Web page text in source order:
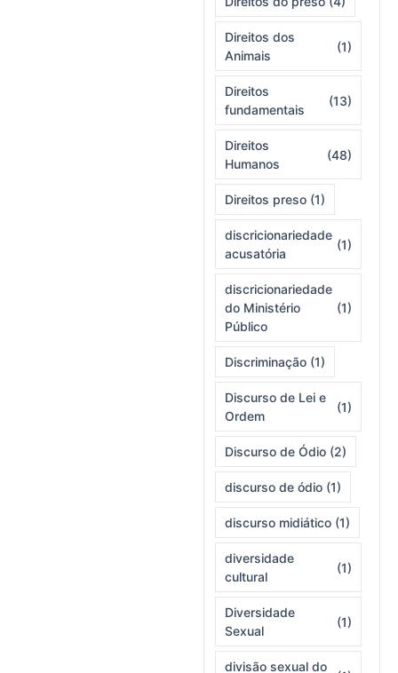
Direitos dos
Animais
(1)
Direitos
fundamentais
(13)
Direitos
Humanos
(48)
Direitos preso (1)
discricionariedade
acusatória
(1)
discricionariedade
do Ministério
Público
(1)
Discriminação (1)
Discurso de Lei e
Ordem
(1)
Discurso de Ódio (2)
discurso de ódio (1)
discurso midiático (1)
diversidade
cultural
(1)
Diversidade
Sexual
(1)
divisão sexual do